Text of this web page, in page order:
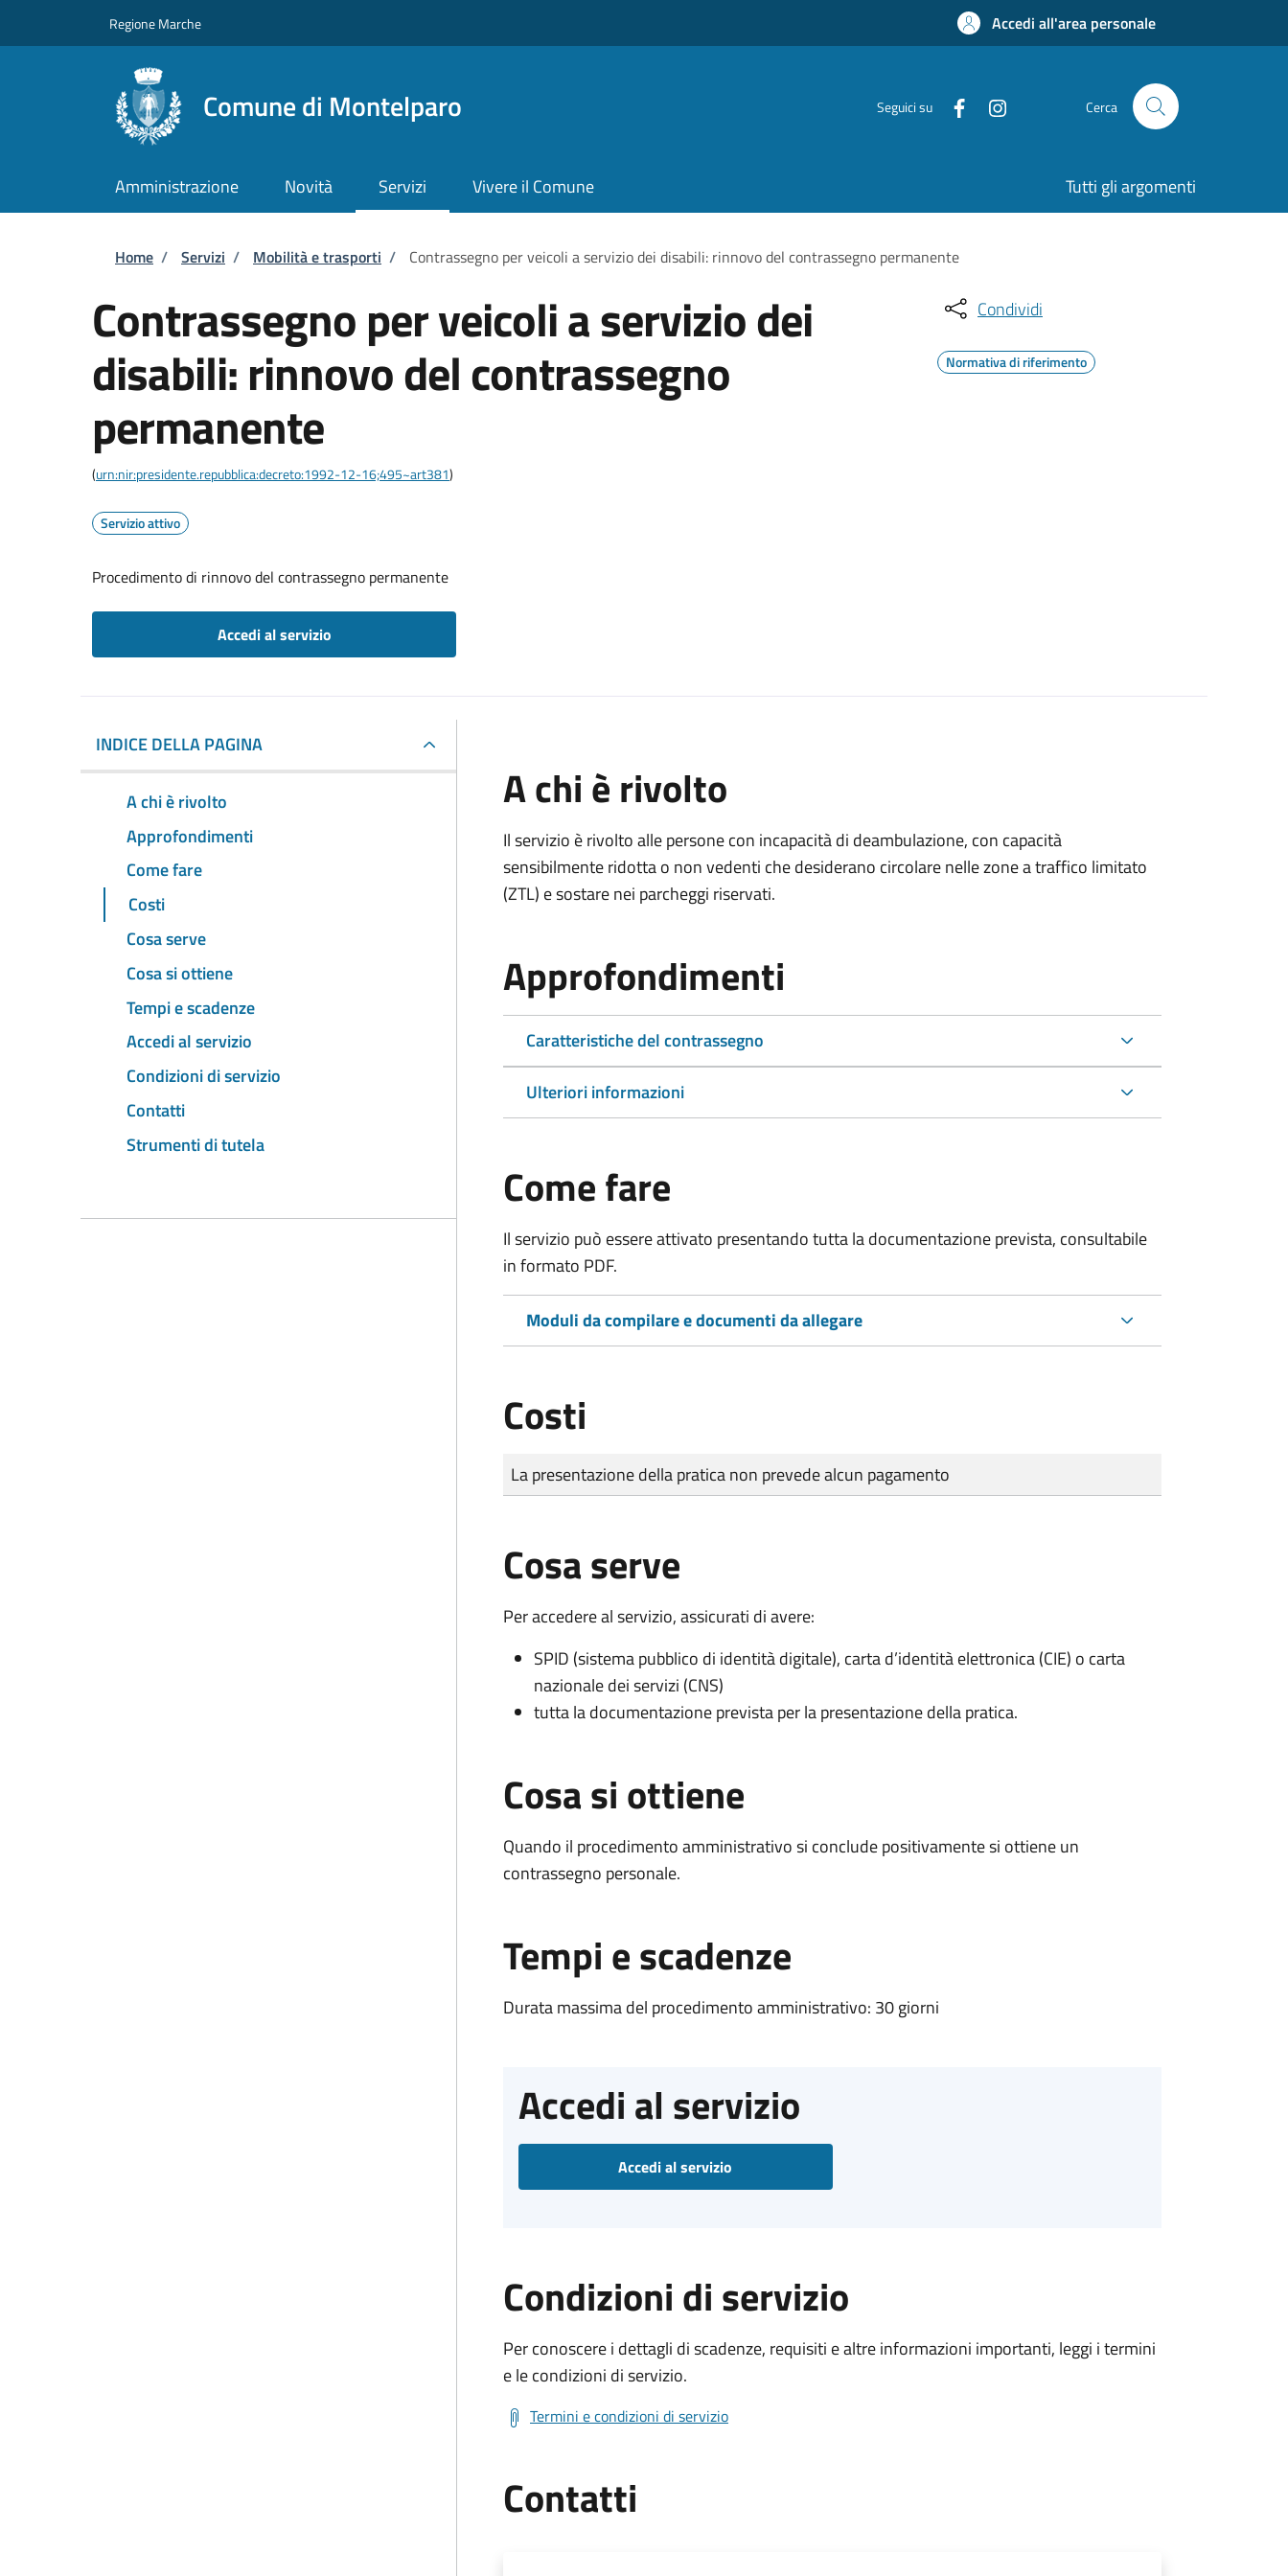
Regione Marche Accedi all'area personale
Comune di Montelparo Seguici su Cerca
Amministrazione Novità Servizi Vivere il Comune Tutti gli argomenti
Briciole di pane
Home / Servizi / Mobilità e trasporti / Contrassegno per veicoli a servizio dei disabili: rinnovo del contrassegno permanente
Contrassegno per veicoli a servizio dei
disabili: rinnovo del contrassegno
permanente
(urn:nir:presidente.repubblica:decreto:1992-12-16;495~art381)
Servizio attivo
Procedimento di rinnovo del contrassegno permanente
Accedi al servizio
Condividi
Normativa di riferimento
INDICE DELLA PAGINA
A chi è rivolto
Approfondimenti
Come fare
Costi
Cosa serve
Cosa si ottiene
Tempi e scadenze
Accedi al servizio
Condizioni di servizio
Contatti
Strumenti di tutela
A chi è rivolto
Il servizio è rivolto alle persone con incapacità di deambulazione, con capacità
sensibilmente ridotta o non vedenti che desiderano circolare nelle zone a traffico limitato
(ZTL) e sostare nei parcheggi riservati.
Approfondimenti
Caratteristiche del contrassegno
Ulteriori informazioni
Come fare
Il servizio può essere attivato presentando tutta la documentazione prevista, consultabile
in formato PDF.
Moduli da compilare e documenti da allegare
Costi
Tipo di pagamento
Importo
La presentazione della pratica non prevede alcun pagamento
Cosa serve
Per accedere al servizio, assicurati di avere:
SPID (sistema pubblico di identità digitale), carta d’identità elettronica (CIE) o carta
nazionale dei servizi (CNS)
tutta la documentazione prevista per la presentazione della pratica.
Cosa si ottiene
Quando il procedimento amministrativo si conclude positivamente si ottiene un
contrassegno personale.
Tempi e scadenze
Durata massima del procedimento amministrativo: 30 giorni
Accedi al servizio
Accedi al servizio
Condizioni di servizio
Per conoscere i dettagli di scadenze, requisiti e altre informazioni importanti, leggi i termini
e le condizioni di servizio.
Termini e condizioni di servizio
Contatti